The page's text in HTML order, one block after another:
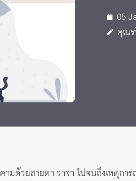
ติดต่อเรา
Intranet
05
คุณร
มด้วยสายตา วาจา ไปจนถึงเหตุกา